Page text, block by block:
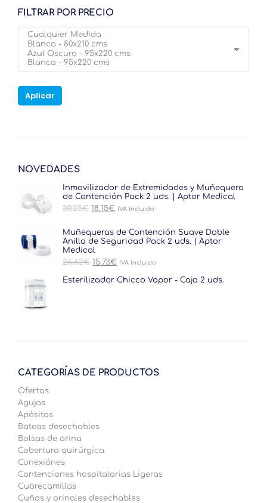
FILTRAR POR PRECIO
Aplicar
NOVEDADES
Inmovilizador de Extremidades y Muñequera
de Contención Pack 2 uds. | Aptor Medical
30.25€ El
era:
30.25€.
18.15€ El
es:
18.15€.
IVA Incluido
Muñequeras de Contención Suave Doble
Anilla de Seguridad Pack 2 uds. | Aptor
Medical
26.62€ El
original
15.73€ El
actual
IVA Incluido
Esterilizador Chicco Vapor - Caja 2 uds.
CATEGORÍAS DE PRODUCTOS
Ofertas
Agujas
Apósitos
Bateas desechables
Bolsas de orina
Cobertura quirúrgica
Conexiónes
Contenciones hospitalarias Ligeras
Cubrecamillas
Cuñas y orinales desechables